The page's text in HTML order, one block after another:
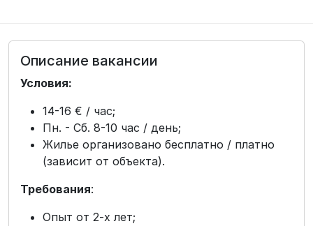
Описание вакансии
Условия:
14-16 € / час;
Пн. - Сб. 8-10 час / день;
Жилье организовано бесплатно / платно
(зависит от объекта).
Требования:
Опыт от 2-х лет;